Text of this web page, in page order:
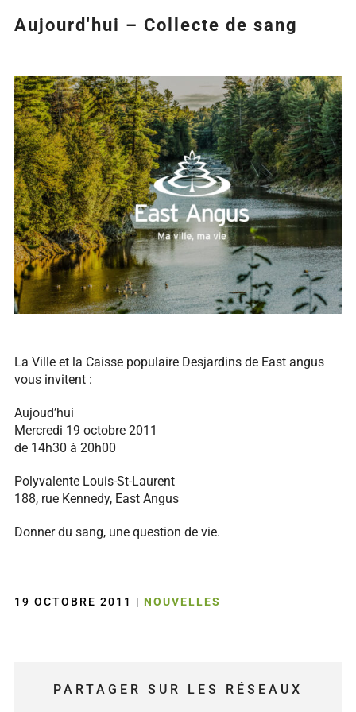
Aujourd'hui – Collecte de sang
Agrandir
l&apos;image
La Ville et la Caisse populaire Desjardins de East angus
vous invitent :
Aujoud’hui
Mercredi 19 octobre 2011
de 14h30 à 20h00
Polyvalente Louis-St-Laurent
188, rue Kennedy, East Angus
Donner du sang, une question de vie.
19 OCTOBRE 2011 | NOUVELLES
PARTAGER SUR LES RÉSEAUX